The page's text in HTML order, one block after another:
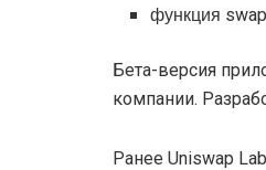
функция
Бета-версия
компании.
Ранее Uniswap